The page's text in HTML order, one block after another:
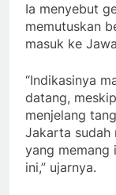
Ia menyebut
memutuskan
masuk ke
“Indikasinya
datang,
menjelang
Jakarta sudah
yang memang
ini,” ujarnya.